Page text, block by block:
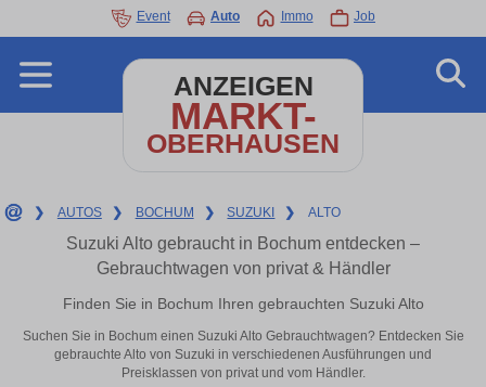
Event Auto Immo Job
ANZEIGEN
MARKT-
OBERHAUSEN
❯ AUTOS ❯ BOCHUM ❯ SUZUKI ❯ ALTO
Suzuki Alto gebraucht in Bochum entdecken –
Gebrauchtwagen von privat & Händler
Finden Sie in Bochum Ihren gebrauchten Suzuki Alto
Suchen Sie in Bochum einen Suzuki Alto Gebrauchtwagen? Entdecken Sie
gebrauchte Alto von Suzuki in verschiedenen Ausführungen und
Preisklassen von privat und vom Händler.